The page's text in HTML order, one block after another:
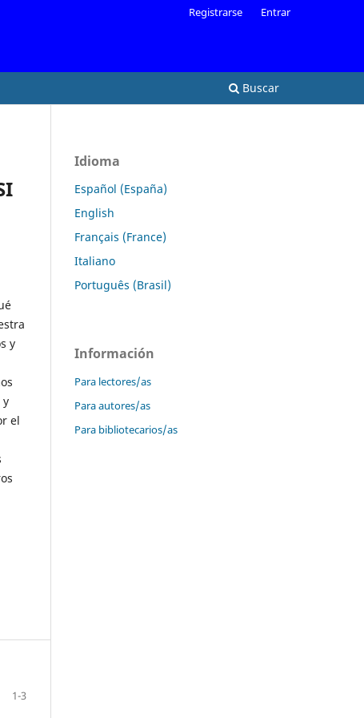
Buscar
Registrarse Entrar
y
y
el
1-3
Idioma
Español (España)
English
Français (France)
Italiano
Português (Brasil)
Información
Para lectores/as
Para autores/as
Para bibliotecarios/as